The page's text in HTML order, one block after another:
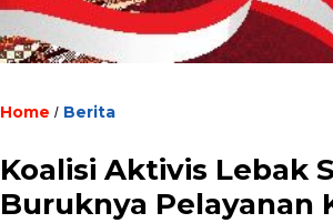
Home / Berita
Koalisi Aktivis Lebak
Buruknya Pelayanan